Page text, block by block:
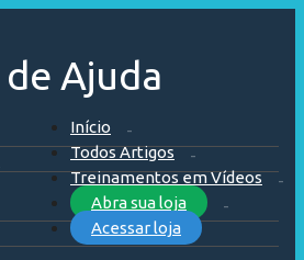
Início
Todos Artigos
Treinamentos em Vídeos
Abra sua loja
Acessar loja